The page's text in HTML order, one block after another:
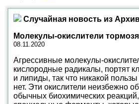
Случайная новость из
Молекулы-окислители
08.11.2020
Агрессивные молекулы-
кислородные радикалы, портят
и липиды, так что никакой пользы
нет. Эти окислители неизбежно
обычных биохимических реакций,